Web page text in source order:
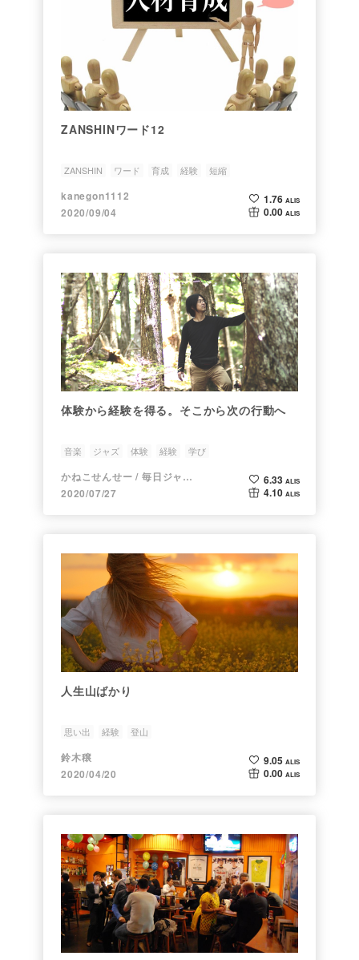
ZANSHINワード12
ZANSHIN ワード 育成 経験 短縮
kanegon1112
2020/09/04
1.76 ALIS
0.00 ALIS
体験から経験を得る。そこから次の行動へ
音楽 ジャズ 体験 経験 学び
かねこせんせー / 毎日ジャズピアニスト
2020/07/27
6.33 ALIS
4.10 ALIS
人生山ばかり
思い出 経験 登山
鈴木穣
2020/04/20
9.05 ALIS
0.00 ALIS